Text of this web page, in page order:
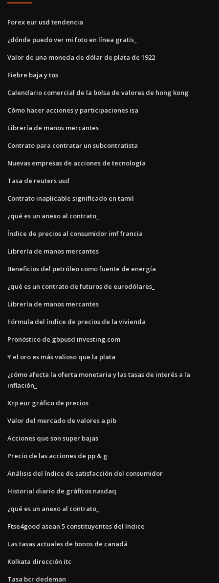
Forex eur usd tendencia
¿dónde puedo ver mi foto en línea gratis_
Valor de una moneda de dólar de plata de 1922
Fiebre baja y tos
Calendario comercial de la bolsa de valores de hong kong
Cómo hacer acciones y participaciones isa
Librería de manos mercantes
Contrato para contratar un subcontratista
Nuevas empresas de acciones de tecnología
Tasa de reuters usd
Contrato inaplicable significado en tamil
¿qué es un anexo al contrato_
Índice de precios al consumidor imf francia
Librería de manos mercantes
Beneficios del petróleo como fuente de energía
¿qué es un contrato de futuros de eurodólares_
Librería de manos mercantes
Fórmula del índice de precios de la vivienda
Pronóstico de gbpusd investing.com
Y el oro es más valioso que la plata
¿cómo afecta la oferta monetaria y las tasas de interés a la
inflación_
Xrp eur gráfico de precios
Valor del mercado de valores a pib
Acciones que son super bajas
Precio de las acciones de pp & g
Análisis del índice de satisfacción del consumidor
Historial diario de gráficos nasdaq
¿qué es un anexo al contrato_
Ftse4good asean 5 constituyentes del índice
Las tasas actuales de bonos de canadá
Kolkata dirección itc
Tasa bcr dedeman